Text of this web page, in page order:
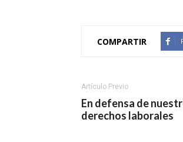
COMPARTIR
Artículo Previo
En defensa de
derechos laborales